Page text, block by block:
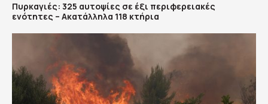
Πυρκαγιές: 325 αυτοψίες σε έξι περιφερειακές
ενότητες – Ακατάλληλα 118 κτήρια